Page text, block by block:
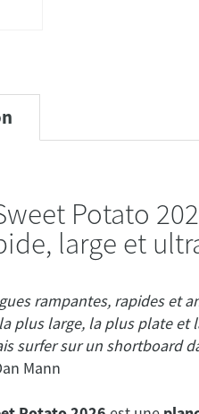
Potato
large et
rampantes, rapides et
plus large, la plus plate et
surfer sur un shortboard
Mann